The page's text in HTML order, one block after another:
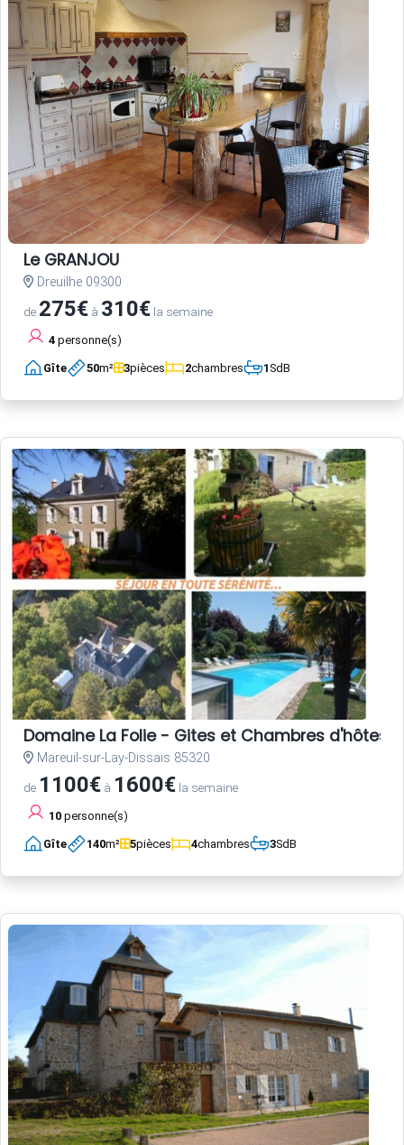
Le GRANJOU
Dreuilhe 09300
de 275€ à 310€ la semaine
4 personne(s)
Gîte 50m² 3pièces 2chambres 1SdB
Domaine La Folie - Gites et Chambres d'hôtes à
Mareuil-sur-Lay-Dissais 85320
de 1100€ à 1600€ la semaine
10 personne(s)
Gîte 140m² 5pièces 4chambres 3SdB